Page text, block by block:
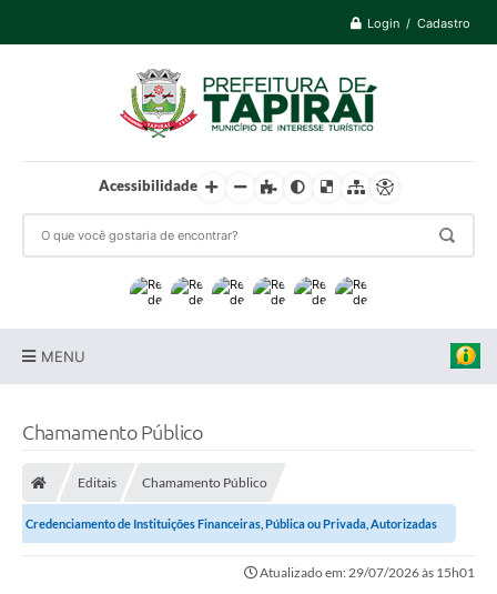
Login / Cadastro
Acessibilidade
MENU
Carta de Serviços
Chamamento Público
Editais Chamamento Público
Credenciamento de Instituições Financeiras, Pública ou Privada, Autorizadas
Atualizado em: 29/07/2026 às 15h01